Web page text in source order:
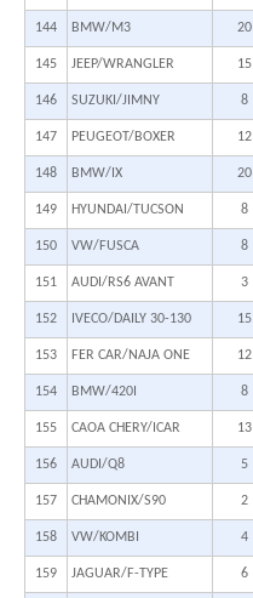
144 BMW/M3 20
145 JEEP/WRANGLER 15
146 SUZUKI/JIMNY 8
147 PEUGEOT/BOXER 12
148 BMW/IX 20
149 HYUNDAI/TUCSON 8
150 VW/FUSCA 8
151 AUDI/RS6 AVANT 3
152 IVECO/DAILY 30-130 15
153 FER CAR/NAJA ONE 12
154 BMW/420I 8
155 CAOA CHERY/ICAR 13
156 AUDI/Q8 5
157 CHAMONIX/S90 2
158 VW/KOMBI 4
159 JAGUAR/F-TYPE 6